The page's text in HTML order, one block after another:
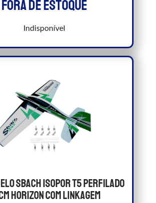
Fora de estoque
Indisponível
Sbach Isopor T5 Perfilado
Horizon Com Linkagem